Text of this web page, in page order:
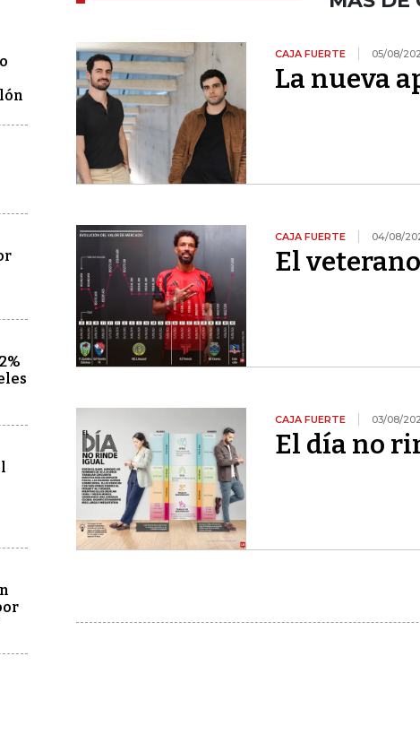
CAJA FUERTE 05/08/
La nueva
CAJA FUERTE 04/08/
El
CAJA FUERTE 03/08/
El día no